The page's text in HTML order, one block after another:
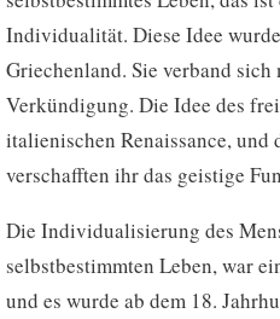
Individualität. Diese Idee
Griechenland. Sie verband
Verkündigung. Die Idee des
italienischen Renaissance,
verschafften ihr das geistige
Die Individualisierung des
selbstbestimmten Leben, war
und es wurde ab dem 18.